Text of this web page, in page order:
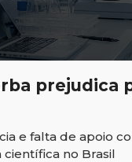
prejudica
e falta de apoio
científica no Brasil